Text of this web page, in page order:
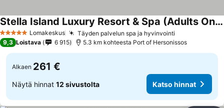
5 TähtiluokitusLomakeskus Täyden palvelun spa ja hyvinvointi
Stella Island Luxury Resort & Spa (Adults Only)
9,3 Loistava 6 915 5.3 km kohteesta Port of Hersonissos
Alkaen 261 €
Näytä hinnat 12 sivustolta Katso hinnat